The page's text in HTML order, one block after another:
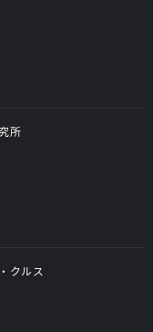
所
クルス